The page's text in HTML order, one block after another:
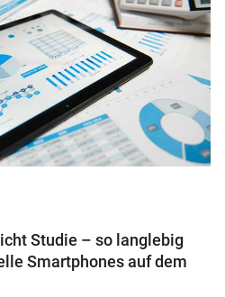
Studie – so langlebig
Smartphones auf dem